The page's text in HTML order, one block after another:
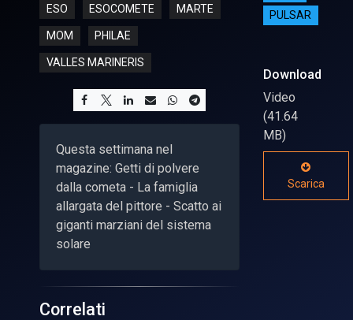
ESO ESOCOMETE MARTE
MOM PHILAE
VALLES MARINERIS
Questa settimana nel
magazine: Getti di polvere
dalla cometa - La famiglia
allargata del pittore - Scatto ai
giganti marziani del sistema
solare
PULSAR
Download
Video
(41.64
MB)
Scarica
Correlati